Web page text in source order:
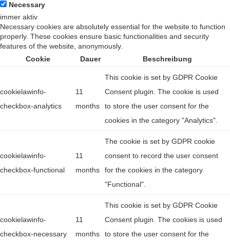
Necessary
immer aktiv
Necessary cookies are absolutely essential for the website to function
properly. These cookies ensure basic functionalities and security
features of the website, anonymously.
Cookie
Dauer Beschreibung
cookielawinfo-
checkbox-analytics
11
months
This cookie is set by GDPR Cookie
Consent plugin. The cookie is used
to store the user consent for the
cookies in the category "Analytics".
cookielawinfo-
checkbox-functional
11
months
The cookie is set by GDPR cookie
consent to record the user consent
for the cookies in the category
"Functional".
cookielawinfo-
checkbox-necessary
11
months
This cookie is set by GDPR Cookie
Consent plugin. The cookies is used
to store the user consent for the